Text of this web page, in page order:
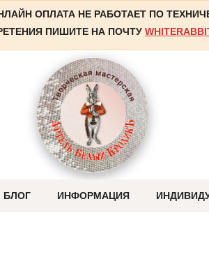
ОПЛАТА НЕ РАБОТАЕТ ПО
ПИШИТЕ НА ПОЧТУ
БЛОГ ИНФОРМАЦИЯ